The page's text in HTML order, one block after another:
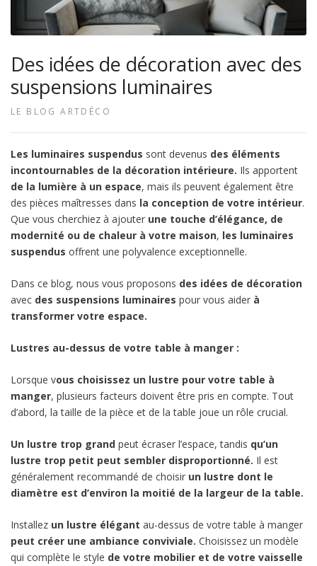
Des idées de décoration avec des
suspensions luminaires
LE BLOG ARTDÉCO
Les luminaires suspendus sont devenus des éléments
incontournables de la décoration intérieure. Ils apportent
de la lumière à un espace, mais ils peuvent également être
des pièces maîtresses dans la conception de votre intérieur.
Que vous cherchiez à ajouter une touche d’élégance, de
modernité ou de chaleur à votre maison, les luminaires
suspendus offrent une polyvalence exceptionnelle.
Dans ce blog, nous vous proposons des idées de décoration
avec des suspensions luminaires pour vous aider à
transformer votre espace.
Lustres au-dessus de votre table à manger :
Lorsque vous choisissez un lustre pour votre table à
manger, plusieurs facteurs doivent être pris en compte. Tout
d’abord, la taille de la pièce et de la table joue un rôle crucial.
Un lustre trop grand peut écraser l’espace, tandis qu’un
lustre trop petit peut sembler disproportionné. Il est
généralement recommandé de choisir un lustre dont le
diamètre est d’environ la moitié de la largeur de la table.
Installez un lustre élégant au-dessus de votre table à manger
peut créer une ambiance conviviale. Choisissez un modèle
qui complète le style de votre mobilier et de votre vaisselle